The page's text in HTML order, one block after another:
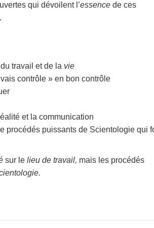
qui dévoilent l’essence de ces
travail et de la vie
contrôle » en bon contrôle
et la communication
procédés puissants de Scientologie qui
sur le lieu de travail, mais les procédés